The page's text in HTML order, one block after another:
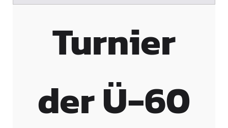
Turnier
der Ü-60